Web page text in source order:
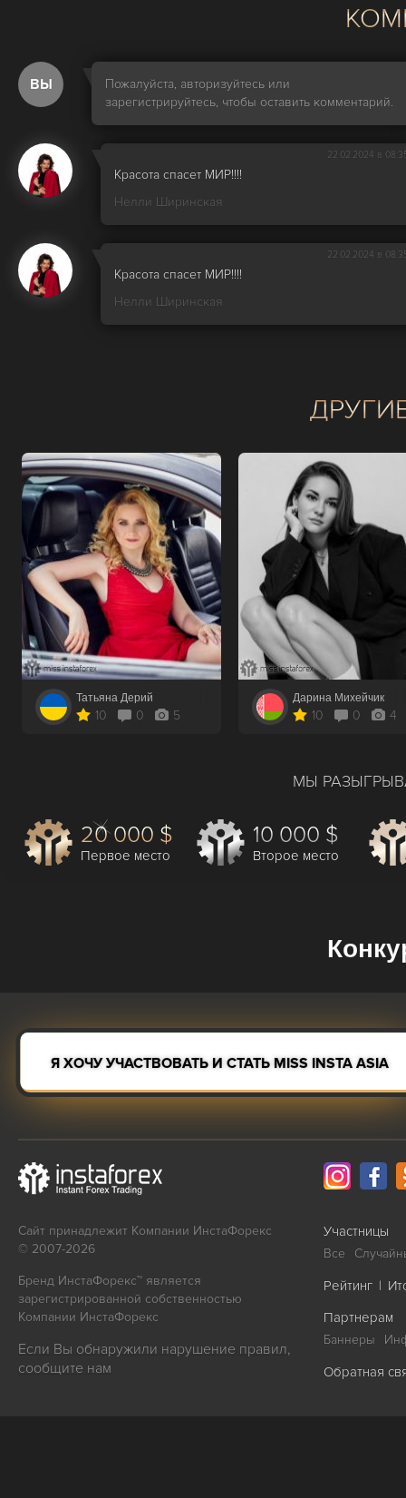
ВЫ
Пожалуйста, авторизуйтесь или
зарегистрируйтесь, чтобы оставить комментарий.
22.02.2024 в
Красота спасет МИР!!!!
Нелли Ширинская
22.02.2024 в
Красота спасет МИР!!!!
Нелли Ширинская
Татьяна Дерий
10 0 5
Дарина Михейчик
10 0 4
МЫ
20 000 $
Первое место
10 000 $
Второе место
Я ХОЧУ УЧАСТВОВАТЬ И СТАТЬ MISS INSTA ASIA
Сайт принадлежит Компании ИнстаФорекс
© 2007-2026
Бренд ИнстаФорекс™ является
зарегистрированной собственностью
Компании ИнстаФорекс
Если Вы обнаружили нарушение правил,
сообщите нам
Участницы
Все
Рейтинг |
Партнерам
Баннеры
Обратная